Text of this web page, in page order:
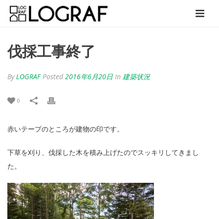
伐採工事終了
ByLOGRAF Posted 2016年6月20日 In 建築状況
0
赤いテープのところが建物の印です。
下草を刈り、伐採した木を積み上げたのでスッキリしてきまし
た。